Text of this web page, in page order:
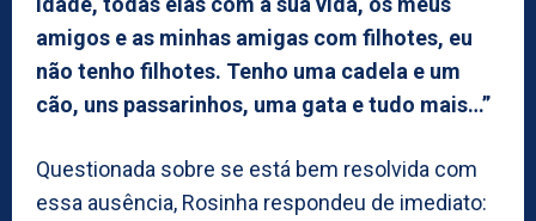
amigos e as minhas amigas com filhotes, eu
não tenho filhotes. Tenho uma cadela e um
cão, uns passarinhos, uma gata e tudo mais…”
Questionada sobre se está bem resolvida com
essa ausência, Rosinha respondeu de imediato: